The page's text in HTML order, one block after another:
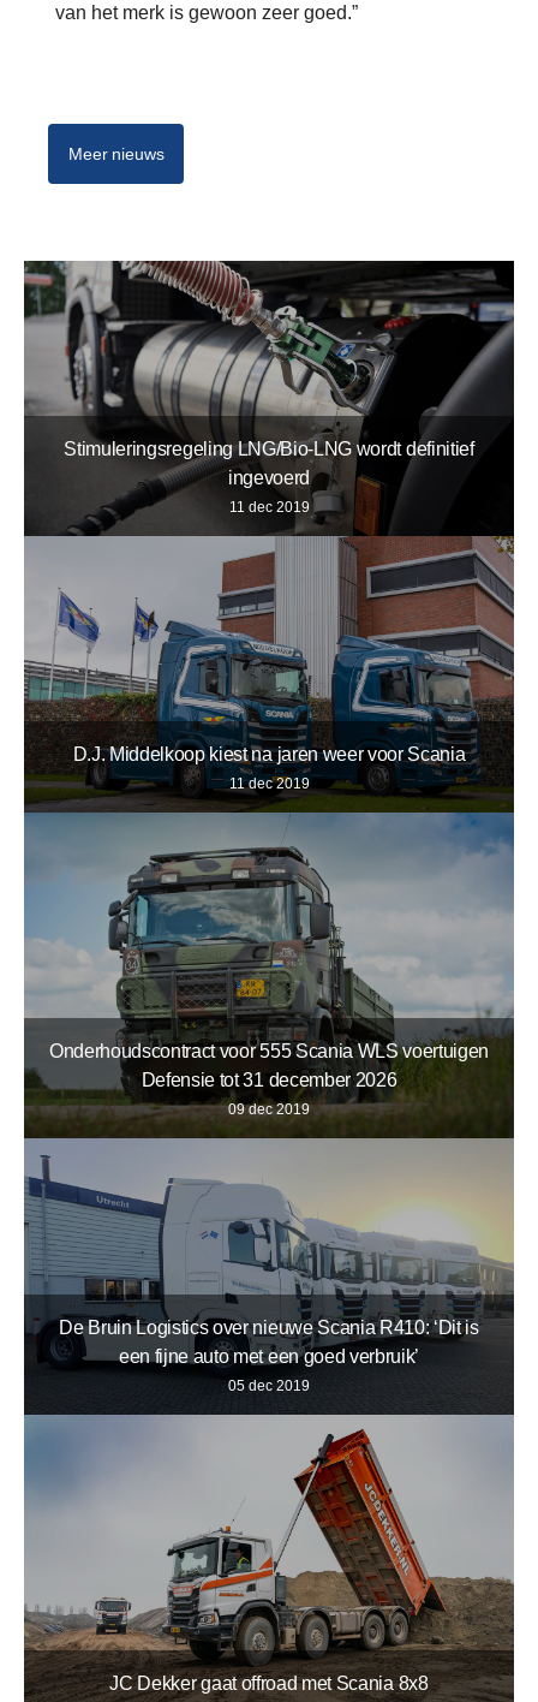
van het merk is gewoon zeer goed.”
Meer nieuws
Stimuleringsregeling LNG/Bio-LNG wordt definitief
ingevoerd
11 dec 2019
D.J. Middelkoop kiest na jaren weer voor Scania
11 dec 2019
Onderhoudscontract voor 555 Scania WLS voertuigen
Defensie tot 31 december 2026
09 dec 2019
De Bruin Logistics over nieuwe Scania R410: ‘Dit is
een fijne auto met een goed verbruik’
05 dec 2019
JC Dekker gaat offroad met Scania 8x8